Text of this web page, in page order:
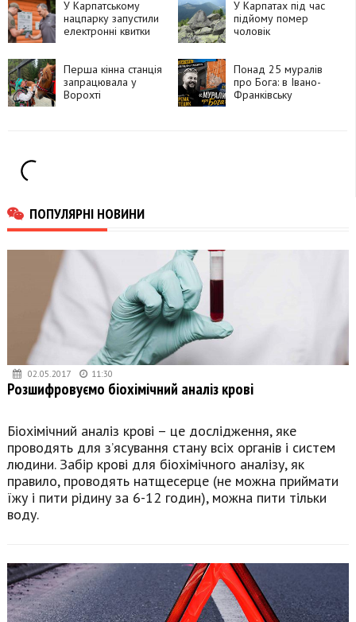
У Карпатському
нацпарку запустили
електронні квитки
У Карпатах під час
підйому помер
чоловік
Перша кінна станція
запрацювала у
Ворохті
Понад 25 муралів
про Бога: в Івано-
Франківську
ПОПУЛЯРНІ НОВИНИ
02.05.2017 11:30
Розшифровуємо біохімічний аналіз крові
Біохімічний аналіз крові – це дослідження, яке
проводять для з’ясування стану всіх органів і систем
людини. Забір крові для біохімічного аналізу, як
правило, проводять натщесерце (не можна приймати
їжу і пити рідину за 6-12 годин), можна пити тільки
воду.